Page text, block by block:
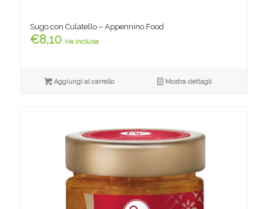
Sugo con Culatello – Appennino Food
€8,10 iva inclusa
Aggiungi al carrello Mostra dettagli